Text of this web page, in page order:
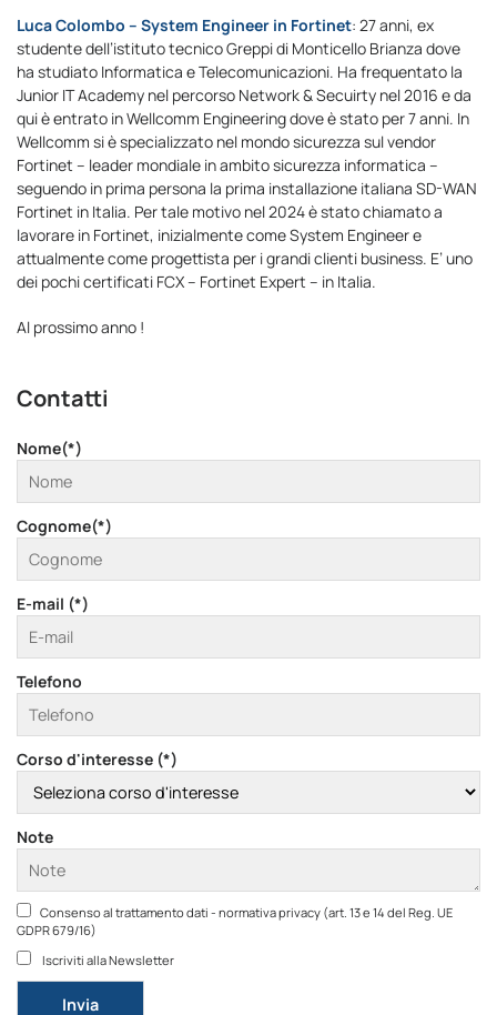
Luca Colombo – System Engineer in Fortinet: 27 anni, ex
studente dell’istituto tecnico Greppi di Monticello Brianza dove
ha studiato Informatica e Telecomunicazioni. Ha frequentato la
Junior IT Academy nel percorso Network & Secuirty nel 2016 e da
qui è entrato in Wellcomm Engineering dove è stato per 7 anni. In
Wellcomm si è specializzato nel mondo sicurezza sul vendor
Fortinet – leader mondiale in ambito sicurezza informatica –
seguendo in prima persona la prima installazione italiana SD-WAN
Fortinet in Italia. Per tale motivo nel 2024 è stato chiamato a
lavorare in Fortinet, inizialmente come System Engineer e
attualmente come progettista per i grandi clienti business. E’ uno
dei pochi certificati FCX – Fortinet Expert – in Italia.
Al prossimo anno !
Contatti
Nome(*)
Cognome(*)
E-mail (*)
Telefono
Corso d'interesse (*)
Note
Consenso al trattamento dati - normativa privacy (art. 13 e 14 del Reg. UE
GDPR 679/16)
Iscriviti alla Newsletter
Si prega di lasciare vuoto questo campo.